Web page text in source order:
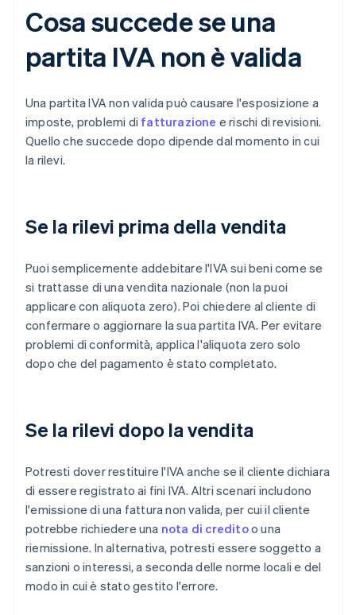
Cosa succede se una
partita IVA non è valida
Una partita IVA non valida può causare l'esposizione a
imposte, problemi di fatturazione e rischi di revisioni.
Quello che succede dopo dipende dal momento in cui
la rilevi.
Se la rilevi prima della vendita
Puoi semplicemente addebitare l'IVA sui beni come se
si trattasse di una vendita nazionale (non la puoi
applicare con aliquota zero). Poi chiedere al cliente di
confermare o aggiornare la sua partita IVA. Per evitare
problemi di conformità, applica l'aliquota zero solo
dopo che del pagamento è stato completato.
Se la rilevi dopo la vendita
Potresti dover restituire l'IVA anche se il cliente dichiara
di essere registrato ai fini IVA. Altri scenari includono
l'emissione di una fattura non valida, per cui il cliente
potrebbe richiedere una nota di creditoo una
riemissione. In alternativa, potresti essere soggetto a
sanzioni o interessi, a seconda delle norme locali e del
modo in cui è stato gestito l'errore.